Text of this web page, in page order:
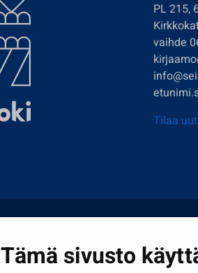
Tämä sivusto
PL 215,
vaihde
Tilaa